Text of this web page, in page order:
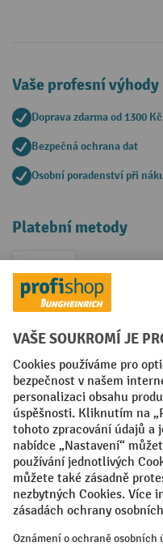
Vaše profesní výhody
Doprava zdarma od 1300 Kč
Bezpečná ochrana dat
Osobní poradenství při
Platební metody
Faktura
Sociální sítě
Facebook
YouTubeLinkedIn
VODP Otisk
Prohlášení o ochraně
Nastavení ochrany
All prices excl. VAT plus